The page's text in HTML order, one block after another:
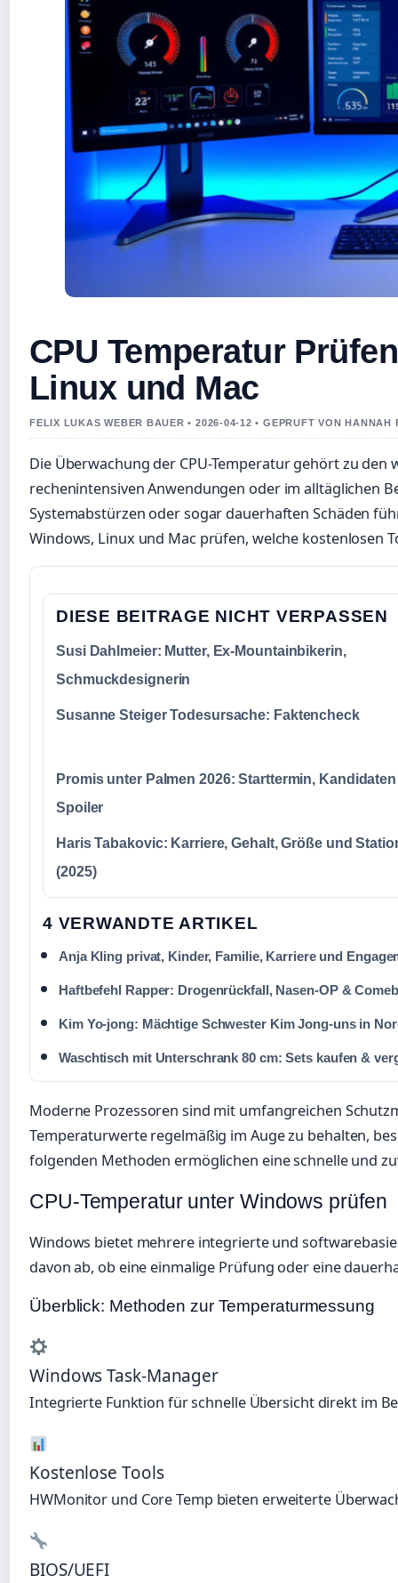
CPU Temperatur
Linux und Mac
FELIX LUKAS WEBER BAUER • 2026-04-12 • GEPRUFT VON HANNAH
Die Überwachung der CPU-Temperatur gehört zu
rechenintensiven Anwendungen oder im alltäglichen
Systemabstürzen oder sogar dauerhaften Schäden
Windows, Linux und Mac prüfen, welche kostenlosen
DIESE BEITRAGE NICHT VERPASSEN
Susi Dahlmeier: Mutter, Ex-Mountainbikerin,
Schmuckdesignerin
Susanne Steiger Todesursache: Faktencheck
Promis unter Palmen 2026: Starttermin,
Spoiler
Haris Tabakovic: Karriere, Gehalt, Größe und
(2025)
4 VERWANDTE ARTIKEL
Anja Kling privat, Kinder, Familie, Karriere und
Haftbefehl Rapper: Drogenrückfall, Nasen-OP &
Kim Yo-jong: Mächtige Schwester Kim Jong-uns in
Waschtisch mit Unterschrank 80 cm: Sets kaufen &
Moderne Prozessoren sind mit umfangreichen
Temperaturwerte regelmäßig im Auge zu behalten,
folgenden Methoden ermöglichen eine schnelle und
CPU-Temperatur unter Windows prüfen
Windows bietet mehrere integrierte und
davon ab, ob eine einmalige Prüfung oder eine
Überblick: Methoden zur Temperaturmessung
Windows Task-Manager
Integrierte Funktion für schnelle Übersicht direkt im
Kostenlose Tools
HWMonitor und Core Temp bieten erweiterte
BIOS/UEFI